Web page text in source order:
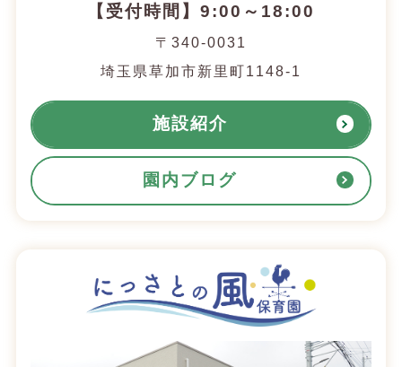
【受付時間】9:00～18:00
〒340-0031
埼玉県草加市新里町1148-1
施設紹介
園内ブログ